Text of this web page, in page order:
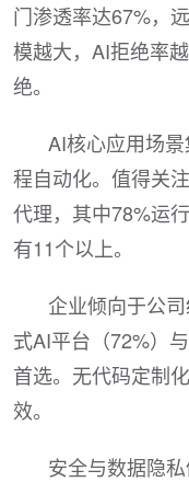
门渗透率达67%，
模越大，AI拒绝率
绝。
AI核心应用场
程自动化。值得关
代理，其中78%运
有11个以上。
企业倾向于公
式AI平台（72%）
首选。无代码定制
效。
安全与数据隐